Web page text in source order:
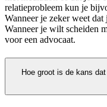
relatieprobleem kun je
Wanneer je zeker weet
Wanneer je wilt scheiden
voor een advocaat.
Hoe groot is de kans